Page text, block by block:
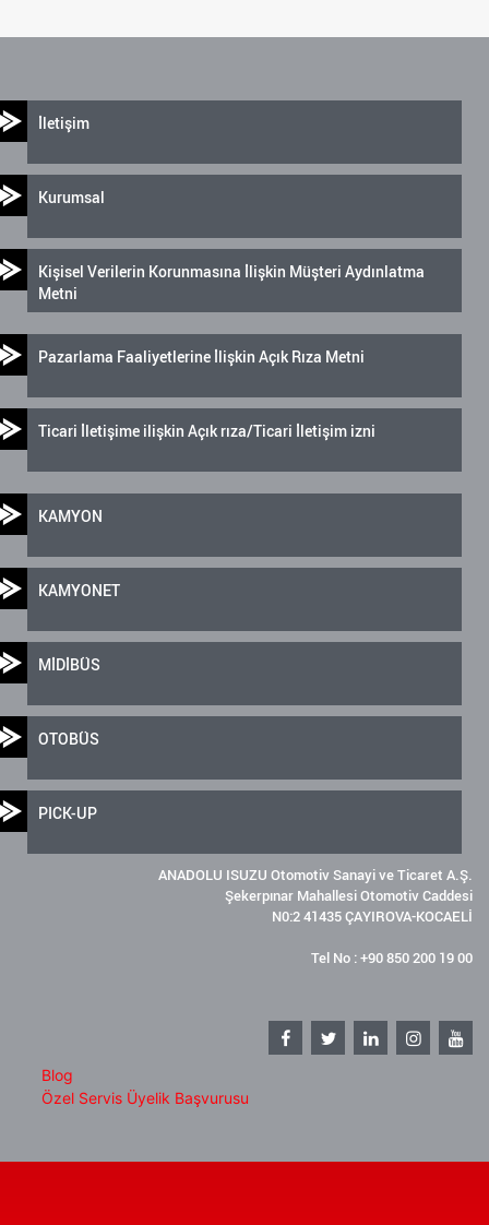
İletişim
Kurumsal
Kişisel Verilerin Korunmasına İlişkin Müşteri Aydınlatma
Metni
Pazarlama Faaliyetlerine İlişkin Açık Rıza Metni
Ticari İletişime ilişkin Açık rıza/Ticari İletişim izni
KAMYON
KAMYONET
MİDİBÜS
OTOBÜS
PICK-UP
ANADOLU ISUZU Otomotiv Sanayi ve Ticaret A.Ş.
Şekerpınar Mahallesi Otomotiv Caddesi
N0:2 41435 ÇAYIROVA-KOCAELİ
Tel No : +90 850 200 19 00
Blog
Özel Servis Üyelik Başvurusu